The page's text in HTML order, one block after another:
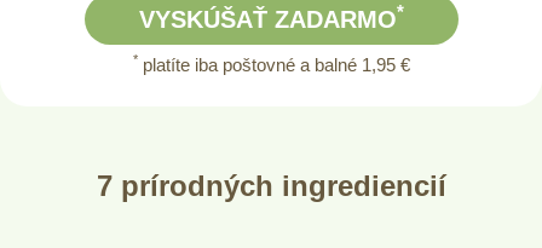
VYSKÚŠAŤ ZADARMO*
*platíte iba poštovné a balné 1,95 €
7 prírodných ingrediencií